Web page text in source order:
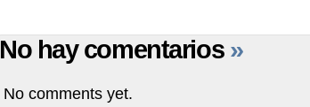
No hay comentarios »
No comments yet.